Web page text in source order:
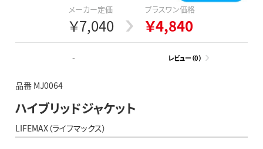
メーカー定価
￥7,040
プラスワン価格
￥4,840
- レビュー（0）
品番 MJ0064
ハイブリッドジャケット
LIFEMAX（ライフマックス）